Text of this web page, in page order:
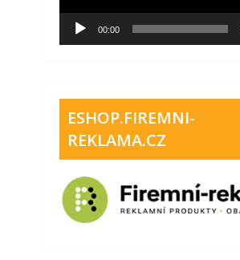
00:00
ESHOP.FIREMNI-
REKLAMA.CZ